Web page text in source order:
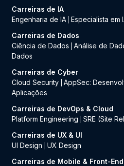
Carreiras de IA
Engenharia de IA Especialista em
Carreiras de Dados
Ciência de Dados
Análise de
Dados
Carreiras de Cyber
Cloud Security AppSec:
Aplicações
Carreiras de DevOps & Cloud
Platform Engineering
SRE (Site
Carreiras de UX & UI
UI Design
UX Design
Carreiras de Mobile & Front-End